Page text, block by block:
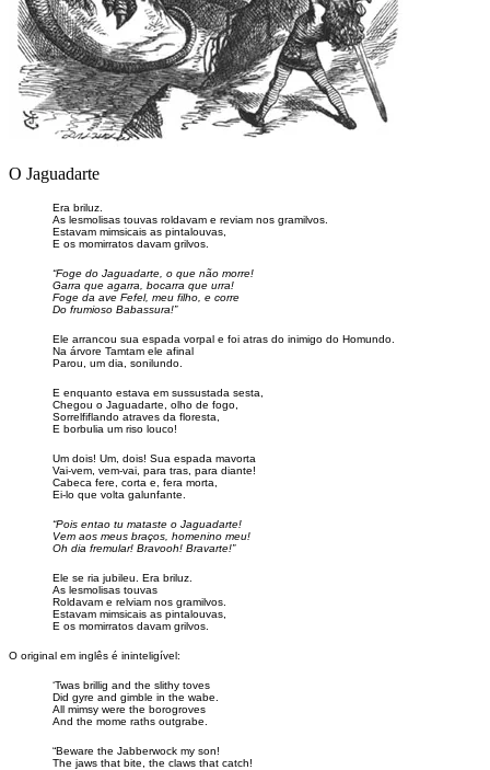
O Jaguadarte
Era briluz.
As lesmolisas touvas roldavam e reviam nos gramilvos.
Estavam mimsicais as pintalouvas,
E os momirratos davam grilvos.
“Foge do Jaguadarte, o que não morre!
Garra que agarra, bocarra que urra!
Foge da ave Fefel, meu filho, e corre
Do frumioso Babassura!”
Ele arrancou sua espada vorpal e foi atras do inimigo do Homundo.
Na árvore Tamtam ele afinal
Parou, um dia, sonilundo.
E enquanto estava em sussustada sesta,
Chegou o Jaguadarte, olho de fogo,
Sorrelfiflando atraves da floresta,
E borbulia um riso louco!
Um dois! Um, dois! Sua espada mavorta
Vai-vem, vem-vai, para tras, para diante!
Cabeca fere, corta e, fera morta,
Ei-lo que volta galunfante.
“Pois entao tu mataste o Jaguadarte!
Vem aos meus braços, homenino meu!
Oh dia fremular! Bravooh! Bravarte!”
Ele se ria jubileu. Era briluz.
As lesmolisas touvas
Roldavam e relviam nos gramilvos.
Estavam mimsicais as pintalouvas,
E os momirratos davam grilvos.
O original em inglês é ininteligível:
‘Twas brillig and the slithy toves
Did gyre and gimble in the wabe.
All mimsy were the borogroves
And the mome raths outgrabe.
“Beware the Jabberwock my son!
The jaws that bite, the claws that catch!